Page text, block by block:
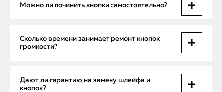
повреждение кнопок, засор или попадание влаги, а также
Можно ли починить кнопки самостоятельно?
Частичная очистка возможна, но ремонт шлейфа или
замена кнопок требует профессионального
вмешательства, чтобы не повредить плату и сохранить
Сколько времени занимает ремонт кнопок
громкости?
занимает от 1 до 3 часов, в зависимости от сложности
Дают ли гарантию на замену шлейфа и
кнопок?